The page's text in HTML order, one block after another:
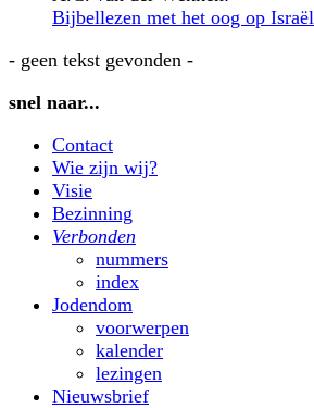
Bijbellezen met het oog op Israël
- geen tekst gevonden -
snel naar...
Contact
Wie zijn wij?
Visie
Bezinning
Verbonden
nummers
index
Jodendom
voorwerpen
kalender
lezingen
Nieuwsbrief